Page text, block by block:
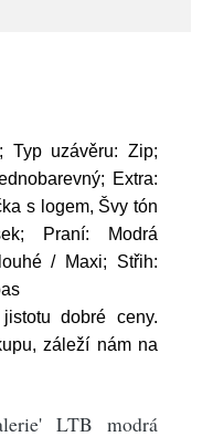
Typ uzávěru: Zip;
Extra:
s logem, Švy tón
Praní: Modrá
/ Maxi; Střih:
dobré ceny.
záleží nám na
LTB modrá